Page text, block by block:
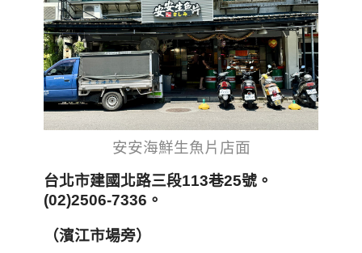
安安海鮮生魚片店面
台北市建國北路三段113巷25號。
(02)2506-7336。
（濱江市場旁）